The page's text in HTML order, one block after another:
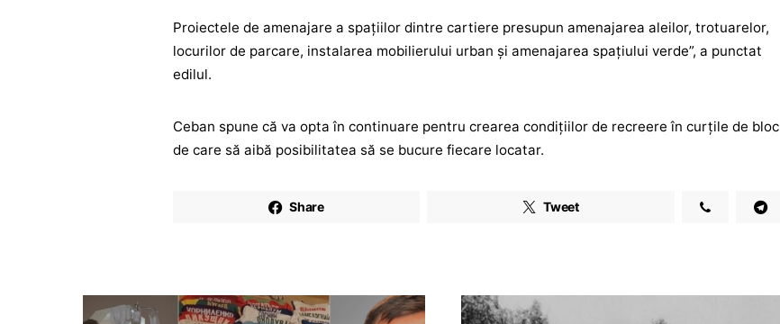
Proiectele de amenajare a spaţiilor dintre cartiere presupun amenajarea aleilor, trotuarelor,
locurilor de parcare, instalarea mobilierului urban şi amenajarea spaţiului verde”, a punctat
edilul.
Ceban spune că va opta în continuare pentru crearea condiţiilor de recreere în curţile de bloc
de care să aibă posibilitatea să se bucure fiecare locatar.
Share Tweet